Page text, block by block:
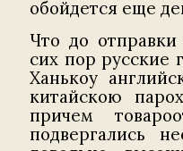
обойдется еще
Что до
сих пор русские
Ханькоу
китайскою
причем
подвергались